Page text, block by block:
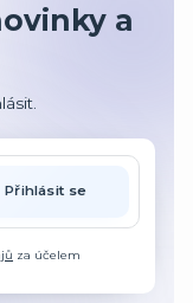
a
Přihlásit se
za účelem